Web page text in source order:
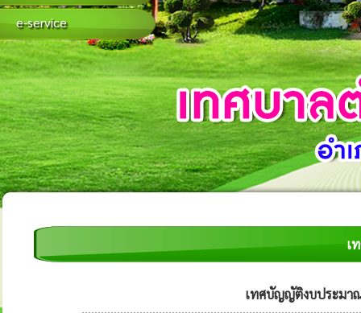
e-service
เ
เทศบัญญัติงบประมา